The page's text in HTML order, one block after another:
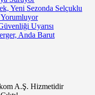
Yeni Sezonda Selçuklu
Yorumluyor
Uyarısı
Anda Barut
A.Ş. Hizmetidir